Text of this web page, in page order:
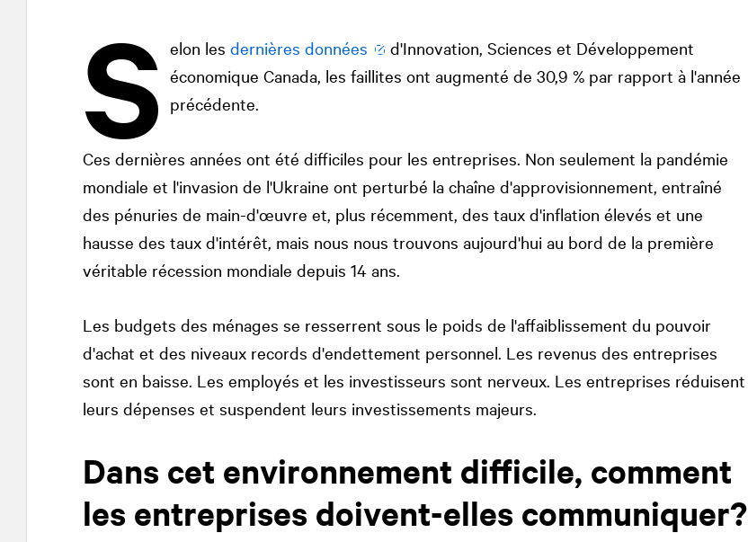
S elon les dernières données
d'Innovation, Sciences et Développement
économique Canada, les faillites ont augmenté de 30,9 % par rapport à l'année
précédente.
Ces dernières années ont été difficiles pour les entreprises. Non seulement la pandémie
mondiale et l'invasion de l'Ukraine ont perturbé la chaîne d'approvisionnement, entraîné
des pénuries de main-d'œuvre et, plus récemment, des taux d'inflation élevés et une
hausse des taux d'intérêt, mais nous nous trouvons aujourd'hui au bord de la première
véritable récession mondiale depuis 14 ans.
Les budgets des ménages se resserrent sous le poids de l'affaiblissement du pouvoir
d'achat et des niveaux records d'endettement personnel. Les revenus des entreprises
sont en baisse. Les employés et les investisseurs sont nerveux. Les entreprises réduisent
leurs dépenses et suspendent leurs investissements majeurs.
Dans cet environnement difficile, comment
les entreprises doivent-elles communiquer?